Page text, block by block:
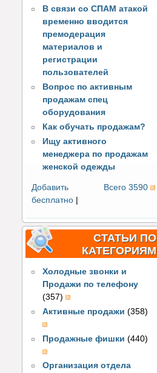
В связи со СПАМ атакой
временно вводится
премодерация
материалов и
регистрации
пользователей
Вопрос по активным
продажам спец
оборудования
Как обучать продажам?
Ищу активного
менеджера по продажам
женской одежды
Всего 3590
Добавить
бесплатно |
СТАТЬИ ПО
КАТЕГОРИЯМ
Холодные звонки и
Продажи по телефону
(357)
Активные продажи (358)
Продажные фишки (440)
Организация отдела